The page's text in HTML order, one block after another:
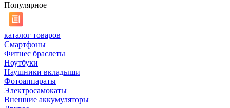
Популярное
каталог товаров
Смартфоны
Фитнес браслеты
Ноутбуки
Наушники вкладыши
Фотоаппараты
Электросамокаты
Внешние аккумуляторы